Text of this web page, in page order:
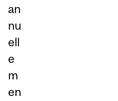
an
nu
ell
e
m
en